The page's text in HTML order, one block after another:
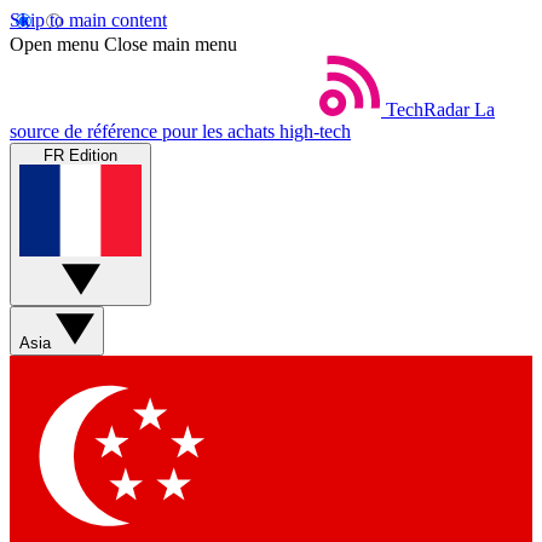
Skip to main content
Open menu Close main menu
TechRadar La
source de référence pour les achats high-tech
FR Edition
Asia